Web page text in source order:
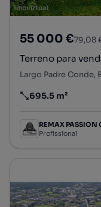
55 000 €79,08
Terreno para
Largo Padre Conde,
Preço por metro
695.5 m²
REMAX PASSION
Profissional